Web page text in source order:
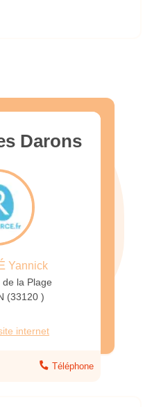
Darons
Yannick
la Plage
(33120 )
internet
Téléphone